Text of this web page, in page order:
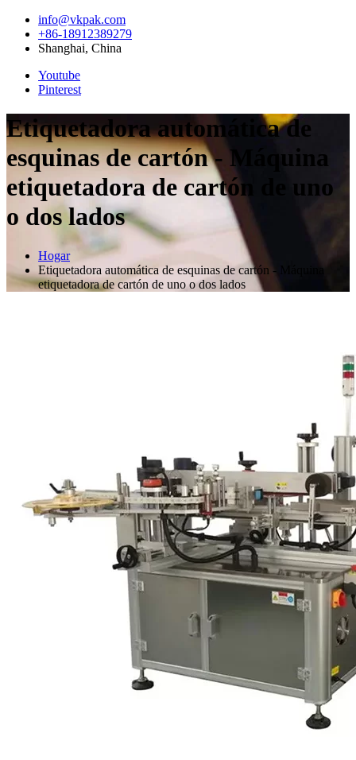
info@vkpak.com
+86-18912389279
Shanghai, China
Youtube
Pinterest
Etiquetadora automática de
esquinas de cartón - Máquina
etiquetadora de cartón de uno
o dos lados
Hogar
Etiquetadora automática de esquinas de cartón - Máquina
etiquetadora de cartón de uno o dos lados